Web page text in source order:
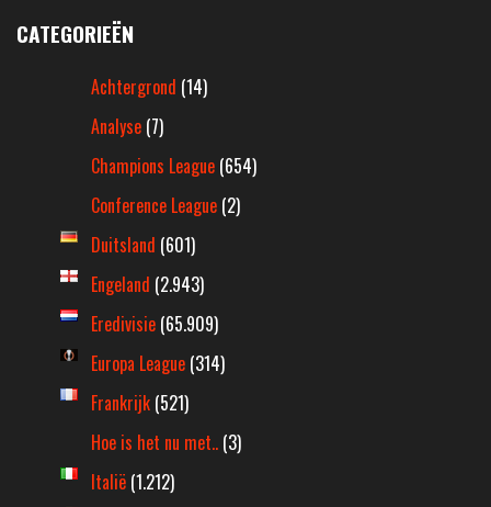
CATEGORIEËN
Achtergrond (14)
Analyse (7)
Champions League (654)
Conference League (2)
Duitsland (601)
Engeland (2.943)
Eredivisie (65.909)
Europa League (314)
Frankrijk (521)
Hoe is het nu met.. (3)
Italië (1.212)